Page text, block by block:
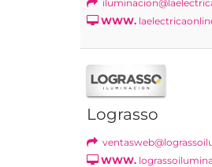
WWW.
Lograsso
WWW.